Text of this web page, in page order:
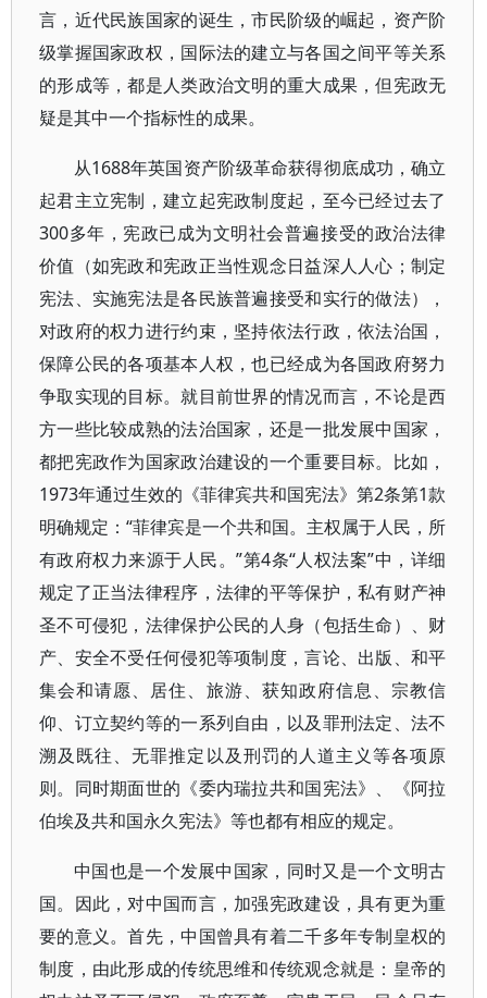
言，近代民族国家的诞生，市民阶级的崛起，资产阶
级掌握国家政权，国际法的建立与各国之间平等关系
的形成等，都是人类政治文明的重大成果，但宪政无
疑是其中一个指标性的成果。
从1688年英国资产阶级革命获得彻底成功，确立
起君主立宪制，建立起宪政制度起，至今已经过去了
300多年，宪政已成为文明社会普遍接受的政治法律
价值（如宪政和宪政正当性观念日益深人人心；制定
宪法、实施宪法是各民族普遍接受和实行的做法），
对政府的权力进行约束，坚持依法行政，依法治国，
保障公民的各项基本人权，也已经成为各国政府努力
争取实现的目标。就目前世界的情况而言，不论是西
方一些比较成熟的法治国家，还是一批发展中国家，
都把宪政作为国家政治建设的一个重要目标。比如，
1973年通过生效的《菲律宾共和国宪法》第2条第1款
明确规定：“菲律宾是一个共和国。主权属于人民，所
有政府权力来源于人民。”第4条“人权法案”中，详细
规定了正当法律程序，法律的平等保护，私有财产神
圣不可侵犯，法律保护公民的人身（包括生命）、财
产、安全不受任何侵犯等项制度，言论、出版、和平
集会和请愿、居住、旅游、获知政府信息、宗教信
仰、订立契约等的一系列自由，以及罪刑法定、法不
溯及既往、无罪推定以及刑罚的人道主义等各项原
则。同时期面世的《委内瑞拉共和国宪法》、《阿拉
伯埃及共和国永久宪法》等也都有相应的规定。
中国也是一个发展中国家，同时又是一个文明古
国。因此，对中国而言，加强宪政建设，具有更为重
要的意义。首先，中国曾具有着二千多年专制皇权的
制度，由此形成的传统思维和传统观念就是：皇帝的